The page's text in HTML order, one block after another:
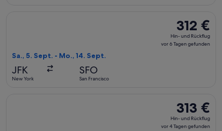
312 €
Hin-
und
312 €
Hin- und Rückflug
vor 6 Tagen gefunden
Sa., 5. Sept. - Mo., 14. Sept.
JFK
New York
SFO
San Francisco
313 €
Hin-
und
313 €
Hin- und Rückflug
vor 4 Tagen gefunden